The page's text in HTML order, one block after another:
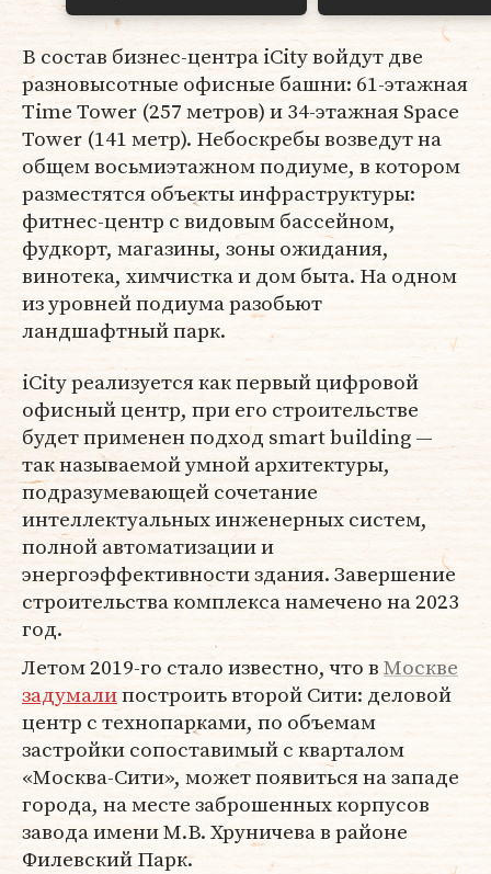
В состав бизнес-центра iCity войдут две
разновысотные офисные башни: 61-этажная
Time Tower (257 метров) и 34-этажная Space
Tower (141 метр). Небоскребы возведут на
общем восьмиэтажном подиуме, в котором
разместятся объекты инфраструктуры:
фитнес-центр с видовым бассейном,
фудкорт, магазины, зоны ожидания,
винотека, химчистка и дом быта. На одном
из уровней подиума разобьют
ландшафтный парк.
iСity реализуется как первый цифровой
офисный центр, при его строительстве
будет применен подход smart building —
так называемой умной архитектуры,
подразумевающей сочетание
интеллектуальных инженерных систем,
полной автоматизации и
энергоэффективности здания. Завершение
строительства комплекса намечено на 2023
год.
Летом 2019-го стало известно, что вМоскве
задумалипостроить второй Сити: деловой
центр с технопарками, по объемам
застройки сопоставимый с кварталом
«Москва-Сити», может появиться на западе
города, на месте заброшенных корпусов
завода имени М.В. Хруничева в районе
Филевский Парк.